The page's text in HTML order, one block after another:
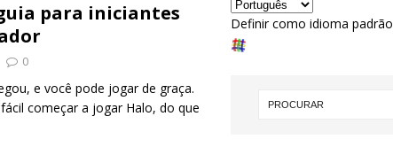
para iniciantes
0
e você pode jogar de graça.
começar a jogar Halo, do que
Definir como idioma padrão